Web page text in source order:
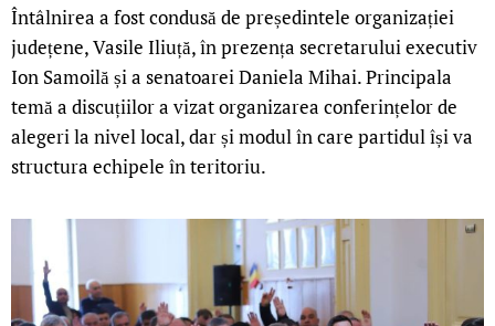
Întâlnirea a fost condusă de președintele organizației
județene, Vasile Iliuță, în prezența secretarului executiv
Ion Samoilă și a senatoarei Daniela Mihai. Principala
temă a discuțiilor a vizat organizarea conferințelor de
alegeri la nivel local, dar și modul în care partidul își va
structura echipele în teritoriu.